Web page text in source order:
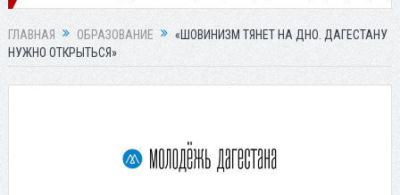
ГЛАВНАЯ ОБРАЗОВАНИЕ
«ШОВИНИЗМ ТЯНЕТ НА ДНО. ДАГЕСТАНУ
НУЖНО ОТКРЫТЬСЯ»